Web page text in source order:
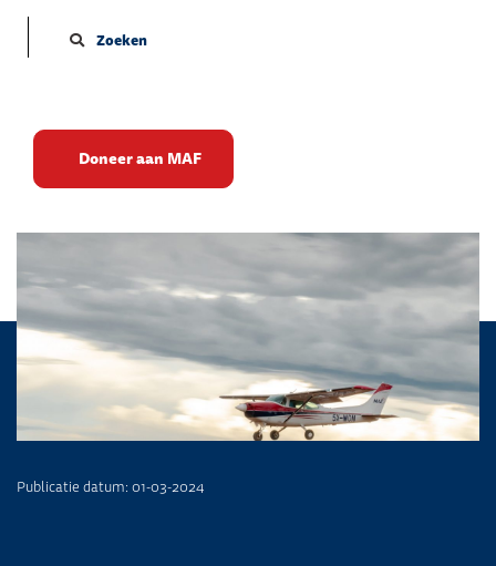
Zoeken
Doneer aan MAF
Esmara naar Tsjaad: Doe
alles tot eer van God
Publicatie datum: 01-03-2024